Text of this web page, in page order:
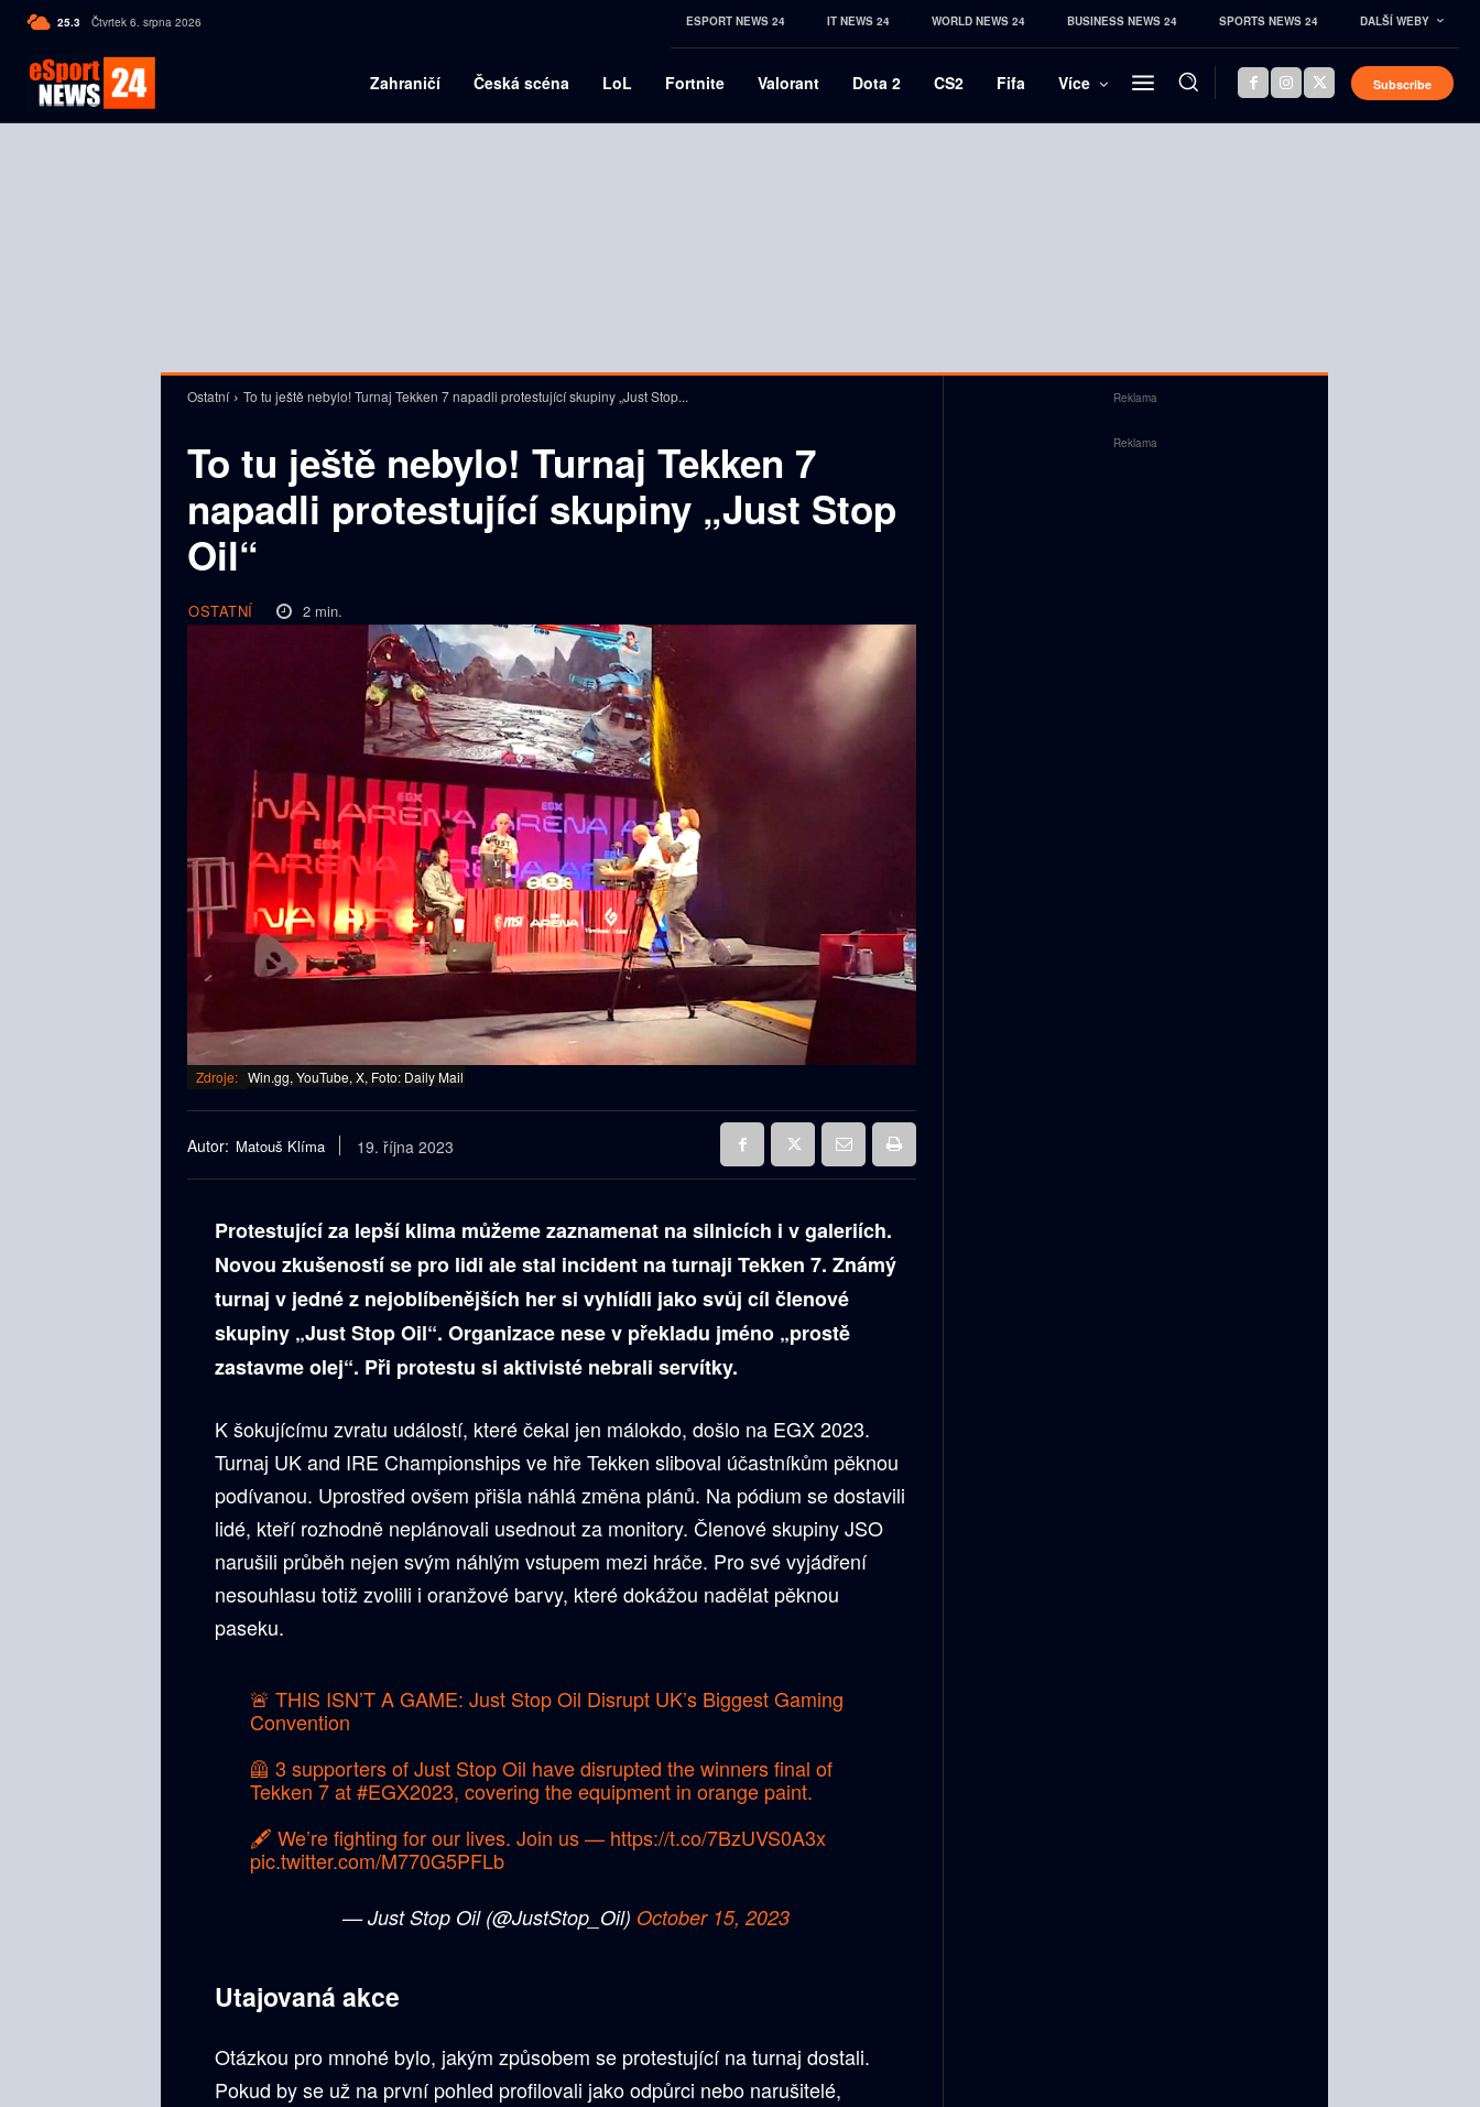
25.3 C Czech
Čtvrtek 6. srpna 2026 ESPORT NEWS 24 IT NEWS 24 WORLD NEWS 24 BUSINESS NEWS 24 SPORTS NEWS 24 DALŠÍ WEBY
Zahraničí Česká scéna LoL Fortnite Valorant Dota 2 CS2 Fifa Více Subscribe
Ostatní To tu ještě nebylo! Turnaj Tekken 7 napadli protestující skupiny „Just Stop...
To tu ještě nebylo! Turnaj Tekken 7
napadli protestující skupiny „Just Stop
Oil“
OSTATNÍ 2min.
Zdroje: Win.gg, YouTube, X, Foto: Daily Mail
Autor: Matouš Klíma 19. října 2023
Protestující za lepší klima můžeme zaznamenat na silnicích i v galeriích.
Novou zkušeností se pro lidi ale stal incident na turnaji Tekken 7. Známý
turnaj v jedné z nejoblíbenějších her si vyhlídli jako svůj cíl členové
skupiny „Just Stop Oil“. Organizace nese v překladu jméno „prostě
zastavme olej“. Při protestu si aktivisté nebrali servítky.
K šokujícímu zvratu událostí, které čekal jen málokdo, došlo na EGX 2023.
Turnaj UK and IRE Championships ve hře Tekken sliboval účastníkům pěknou
podívanou. Uprostřed ovšem přišla náhlá změna plánů. Na pódium se dostavili
lidé, kteří rozhodně neplánovali usednout za monitory. Členové skupiny JSO
narušili průběh nejen svým náhlým vstupem mezi hráče. Pro své vyjádření
nesouhlasu totiž zvolili i oranžové barvy, které dokážou nadělat pěknou
paseku.
🚨 THIS ISN’T A GAME: Just Stop Oil Disrupt UK’s Biggest Gaming
Convention
🦺 3 supporters of Just Stop Oil have disrupted the winners final of
Tekken 7 at#EGX2023, covering the equipment in orange paint.
🖋️ We’re fighting for our lives. Join us — https://t.co/7BzUVS0A3x
pic.twitter.com/M770G5PFLb
— Just Stop Oil (@JustStop_Oil) October 15, 2023
Utajovaná akce
Otázkou pro mnohé bylo, jakým způsobem se protestující na turnaj dostali.
Pokud by se už na první pohled profilovali jako odpůrci nebo narušitelé,
Reklama
Reklama